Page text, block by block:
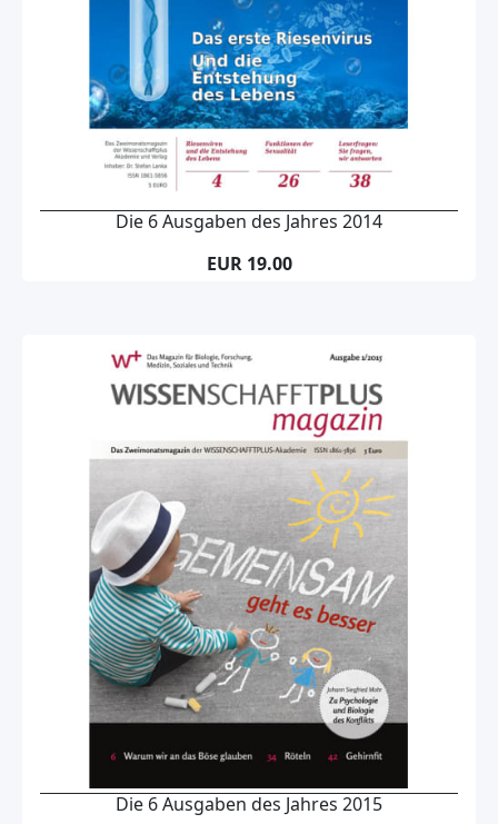
Die 6 Ausgaben des Jahres 2014
EUR 19.00
Die 6 Ausgaben des Jahres 2015